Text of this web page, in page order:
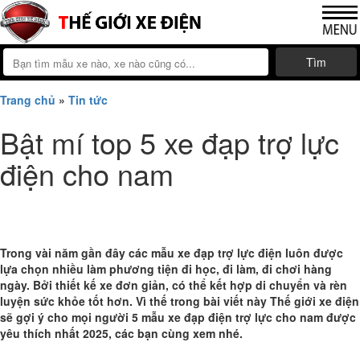
Tìm
Trang chủ » Tin tức
Bật mí top 5 xe đạp trợ lực
điện cho nam
Trong vài năm gần đây các mẫu xe đạp trợ lực điện luôn được
lựa chọn nhiều làm phương tiện đi học, đi làm, đi chơi hàng
ngày. Bởi thiết kế xe đơn giản, có thể kết hợp di chuyển và rèn
luyện sức khỏe tốt hơn. Vì thế trong bài viết này Thế giới xe điện
sẽ gợi ý cho mọi người 5 mẫu xe đạp điện trợ lực cho nam được
yêu thích nhất 2025, các bạn cùng xem nhé.